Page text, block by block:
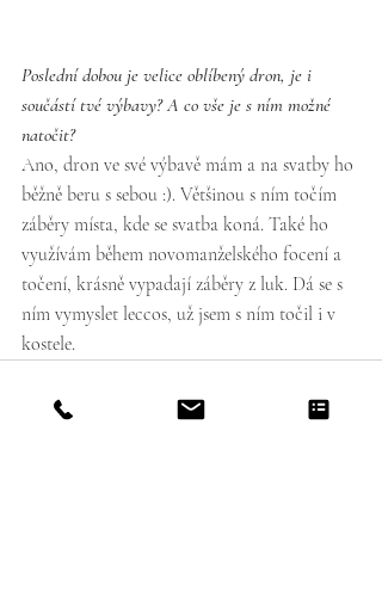
Poslední dobou je velice oblíbený dron, je i
součástí tvé výbavy? A co vše je s ním možné
natočit?
Ano, dron ve své výbavě mám a na svatby ho
běžně beru s sebou :). Většinou s ním točím
záběry místa, kde se svatba koná. Také ho
využívám během novomanželského focení a
točení, krásně vypadají záběry z luk. Dá se s
ním vymyslet leccos, už jsem s ním točil i v
kostele.